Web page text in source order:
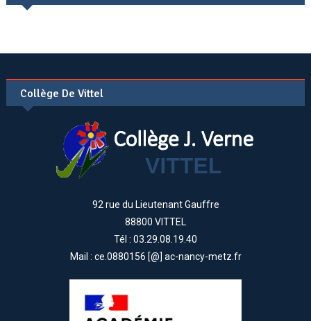
Collège De Vittel
92 rue du Lieutenant Gauffre
88800 VITTEL
Tél : 03.29.08.19.40
Mail : ce.0880156 [@] ac-nancy-metz.fr